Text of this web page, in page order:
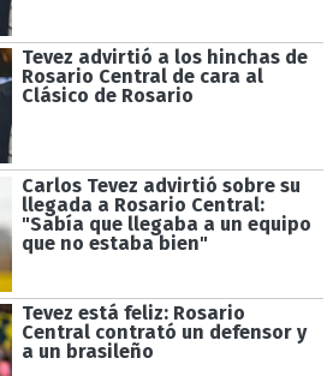
Tevez advirtió a los hinchas de
Rosario Central de cara al
Clásico de Rosario
Carlos Tevez advirtió sobre su
llegada a Rosario Central:
"Sabía que llegaba a un equipo
que no estaba bien"
Tevez está feliz: Rosario
Central contrató un defensor y
a un brasileño